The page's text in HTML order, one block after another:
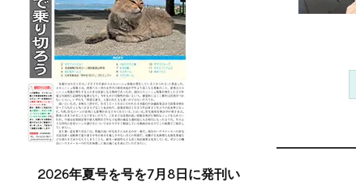
2026年夏号を号を7月8日に発刊い